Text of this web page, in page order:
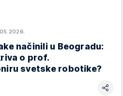
načinili u Beogradu:
o prof.
svetske robotike?